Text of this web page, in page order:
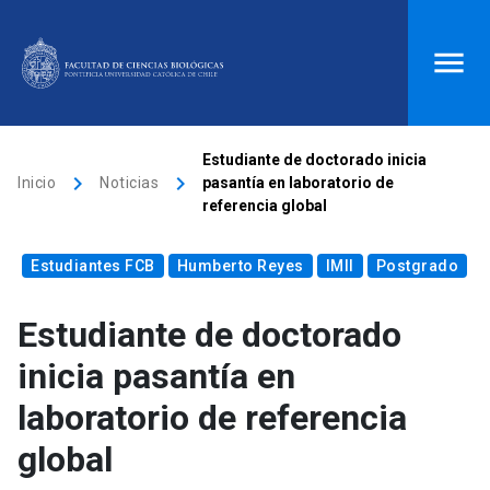
Biblioteca launch Donaciones launch
search
Inicio
Quiénes somos
Inicio keyboard_arrow_right Noticias keyboard_arrow_right
Estudiante de doctorado inicia
pasantía en laboratorio de
referencia global
Estudiantes FCB Humberto Reyes IMII Postgrado
Estudiante de doctorado
inicia pasantía en
laboratorio de referencia
global